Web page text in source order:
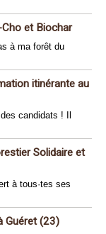
et Biochar
à ma forêt du
itinérante au
candidats ! Il
Solidaire et
à tous·tes ses
Guéret (23)